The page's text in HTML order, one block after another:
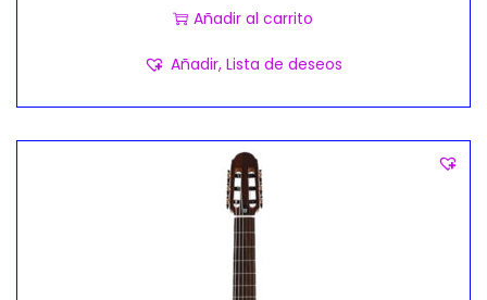
Añadir al carrito
Añadir, Lista de deseos